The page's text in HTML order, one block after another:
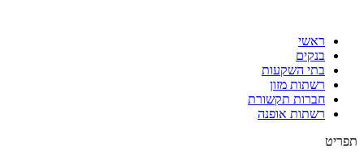
ראשי
בנקים
בתי השקעות
רשתות מזון
חברות תקשורת
רשתות אופנה
תפריט